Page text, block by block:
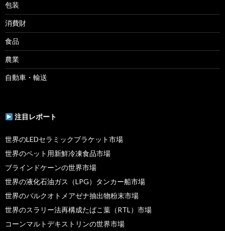
包装
消費財
食品
農業
自動車・輸送
注目レポート
世界のLEDセラミックブラケット市場
世界のペット用新鮮冷凍食品市場
ブラインドケーンの世界市場
世界の液化石油ガス（LPG）タンカー船市場
世界のバルクオトメアゼナ抽出物粉末市場
世界のスラリー法再構成たばこ葉（RTL）市場
コーンマルトデキストリンの世界市場